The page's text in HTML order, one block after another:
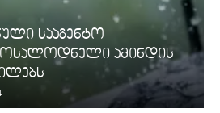
სააგენტო
ამინდის